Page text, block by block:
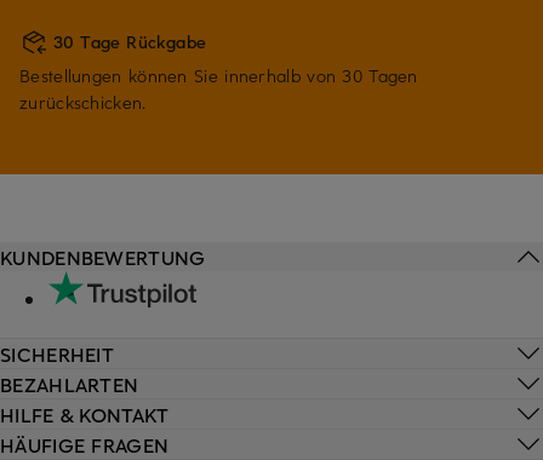
30 Tage Rückgabe
Bestellungen können Sie innerhalb von 30 Tagen
zurückschicken.
HILFE & KONTAKT
HÄUFIGE FRAGEN
KUNDENBEWERTUNG
SICHERHEIT
BEZAHLARTEN